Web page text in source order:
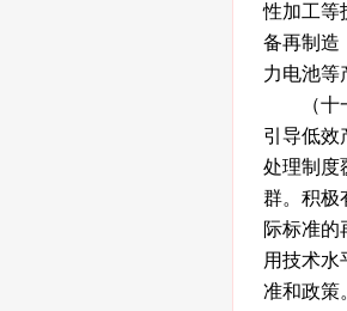
性加工等
备再制造
力电池等
（十一
引导低效
处理制度
群。积极
际标准的
用技术水
准和政策